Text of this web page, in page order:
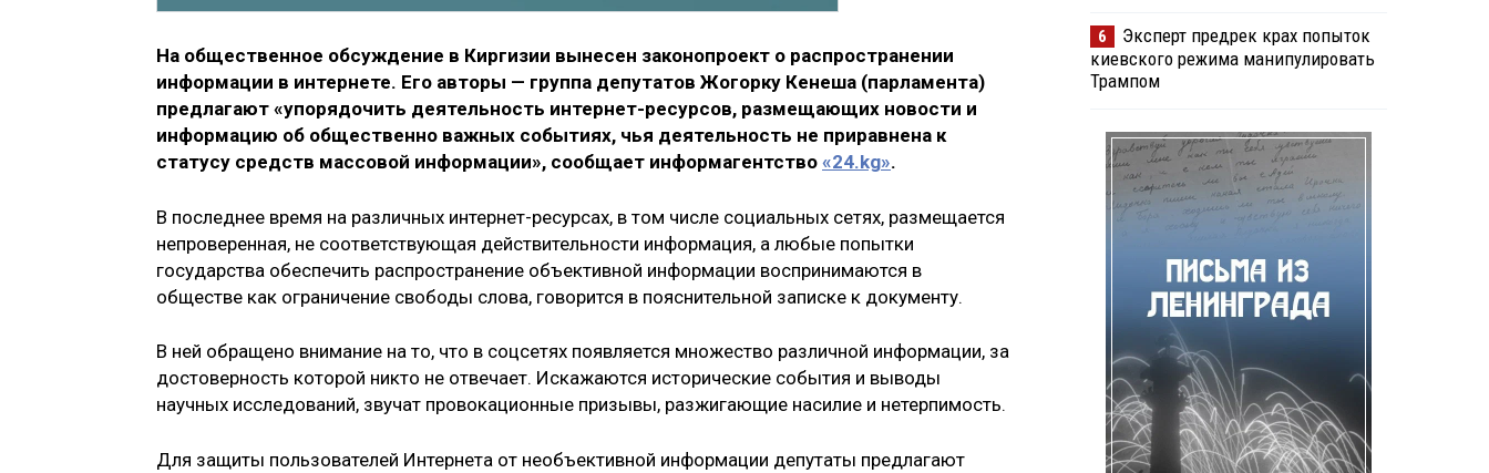
На общественное обсуждение в Киргизии вынесен законопроект о распространении
информации в интернете. Его авторы — группа депутатов Жогорку Кенеша (парламента)
предлагают «упорядочить деятельность интернет-ресурсов, размещающих новости и
информацию об общественно важных событиях, чья деятельность не приравнена к
статусу средств массовой информации», сообщает информагентство «24.kg».
В последнее время на различных интернет-ресурсах, в том числе социальных сетях, размещается
непроверенная, не соответствующая действительности информация, а любые попытки
государства обеспечить распространение объективной информации воспринимаются в
обществе как ограничение свободы слова, говорится в пояснительной записке к документу.
В ней обращено внимание на то, что в соцсетях появляется множество различной информации, за
достоверность которой никто не отвечает. Искажаются исторические события и выводы
научных исследований, звучат провокационные призывы, разжигающие насилие и нетерпимость.
Для защиты пользователей Интернета от необъективной информации депутаты предлагают
6
Эксперт предрек крах попыток
киевского режима манипулировать
Трампом